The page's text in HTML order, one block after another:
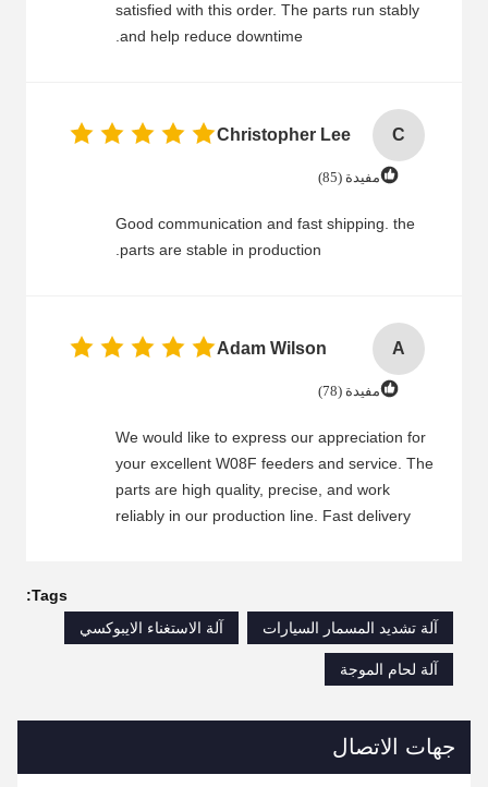
satisfied with this order. The parts run stably
and help reduce downtime.
C
Christopher Lee
مفيدة (85)
Good communication and fast shipping. the
parts are stable in production.
A
Adam Wilson
مفيدة (78)
We would like to express our appreciation for
your excellent W08F feeders and service. The
parts are high quality, precise, and work
reliably in our production line. Fast delivery
and always ready to help. Whenever we have
technical questions or need to confirm
specifications, you reply quickly and provide
very smooth, and we will continue to place
Tags:
آلة تشديد المسمار السيارات
آلة الاستغناء الايبوكسي
آلة لحام الموجة
جهات الاتصال